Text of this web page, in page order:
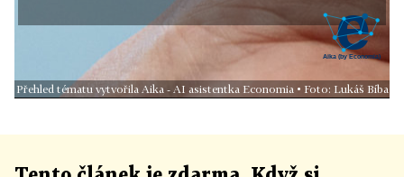
Přehled tématu vytvořila Aika - AI asistentka Economia • Foto: Lukáš Bíba